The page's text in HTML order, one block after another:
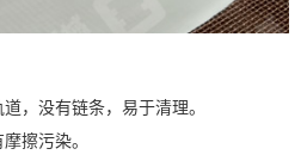
，没有链条，易于清理。
擦污染。